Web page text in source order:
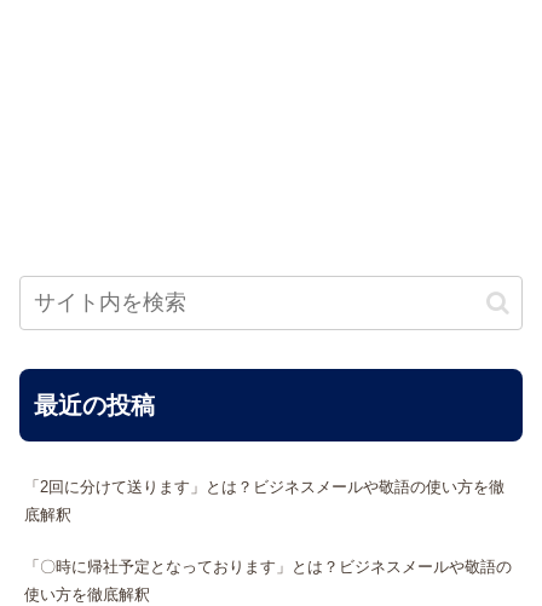
最近の投稿
「2回に分けて送ります」とは？ビジネスメールや敬語の使い方を徹
底解釈
「〇時に帰社予定となっております」とは？ビジネスメールや敬語の
使い方を徹底解釈